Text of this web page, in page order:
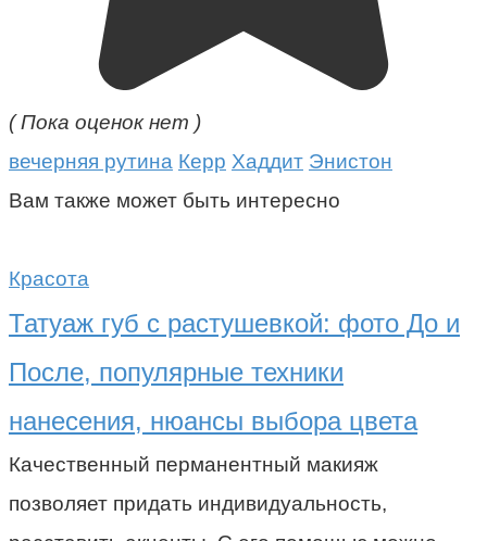
( Пока оценок нет )
вечерняя рутина Керр Хаддит Энистон
Вам также может быть интересно
Красота
Татуаж губ с растушевкой: фото До и
После, популярные техники
нанесения, нюансы выбора цвета
Качественный перманентный макияж
позволяет придать индивидуальность,